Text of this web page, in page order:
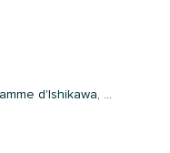
d'Ishikawa, …